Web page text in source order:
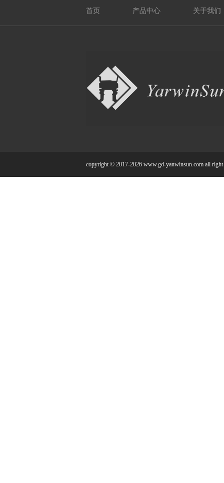
首页 产品中心 关于我们
copyright © 2017-2026 www.gd-yanwinsun.com all